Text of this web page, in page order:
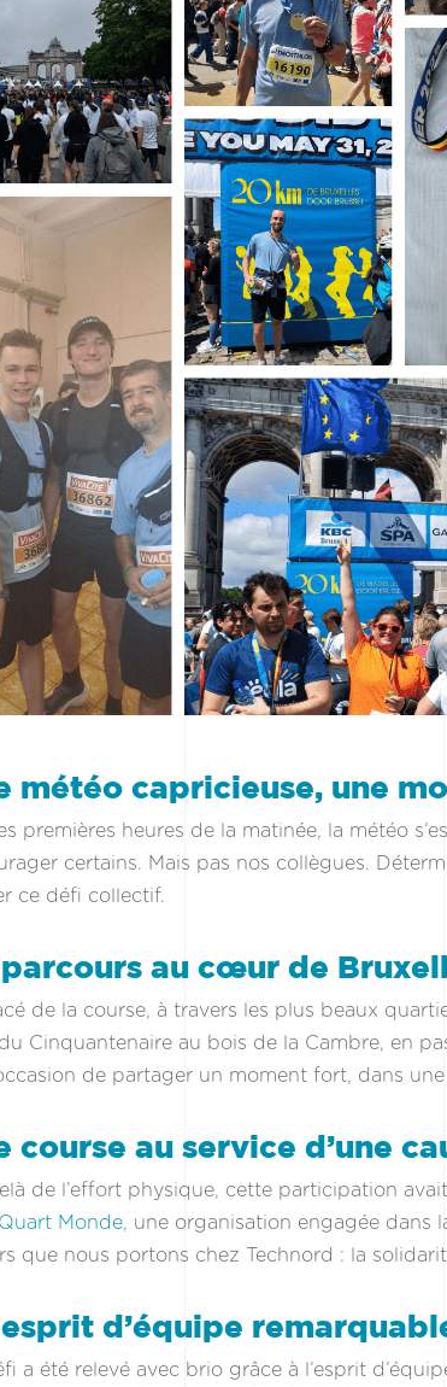
météo capricieuse, une
premières heures de la matinée, la météo
certains. Mais pas nos collègues.
ce défi collectif.
au cœur de
de la course, à travers les plus beaux
Cinquantenaire au bois de la Cambre, en
de partager un moment fort, dans
course au service d’une
de l’effort physique, cette participation
Monde, une organisation engagée dans
que nous portons chez Technord : la
d’équipe
a été relevé avec brio grâce à l’esprit